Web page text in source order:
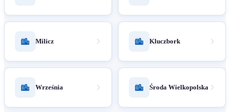
Milicz Kluczbork
Września Środa Wielkopolska